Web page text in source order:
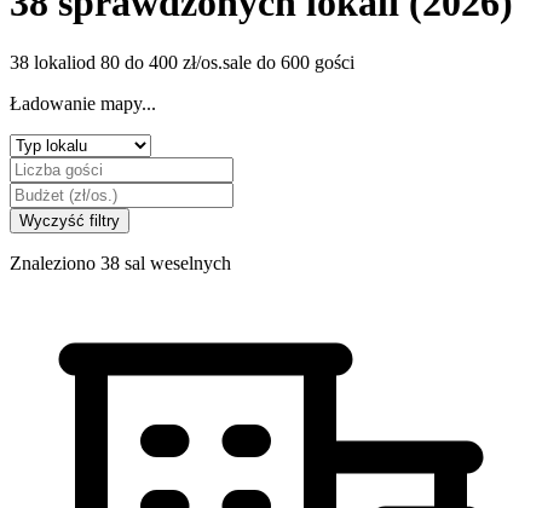
38 lokaliod 80 do 400 zł/os.sale do 600 gości
Ładowanie mapy...
Wyczyść filtry
Znaleziono 38 sal weselnych